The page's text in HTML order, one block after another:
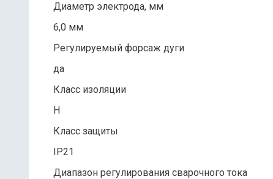
Диаметр электрода, мм
6,0 мм
Регулируемый форсаж дуги
да
Класс изоляции
H
Класс защиты
IP21
Диапазон регулирования сварочного тока